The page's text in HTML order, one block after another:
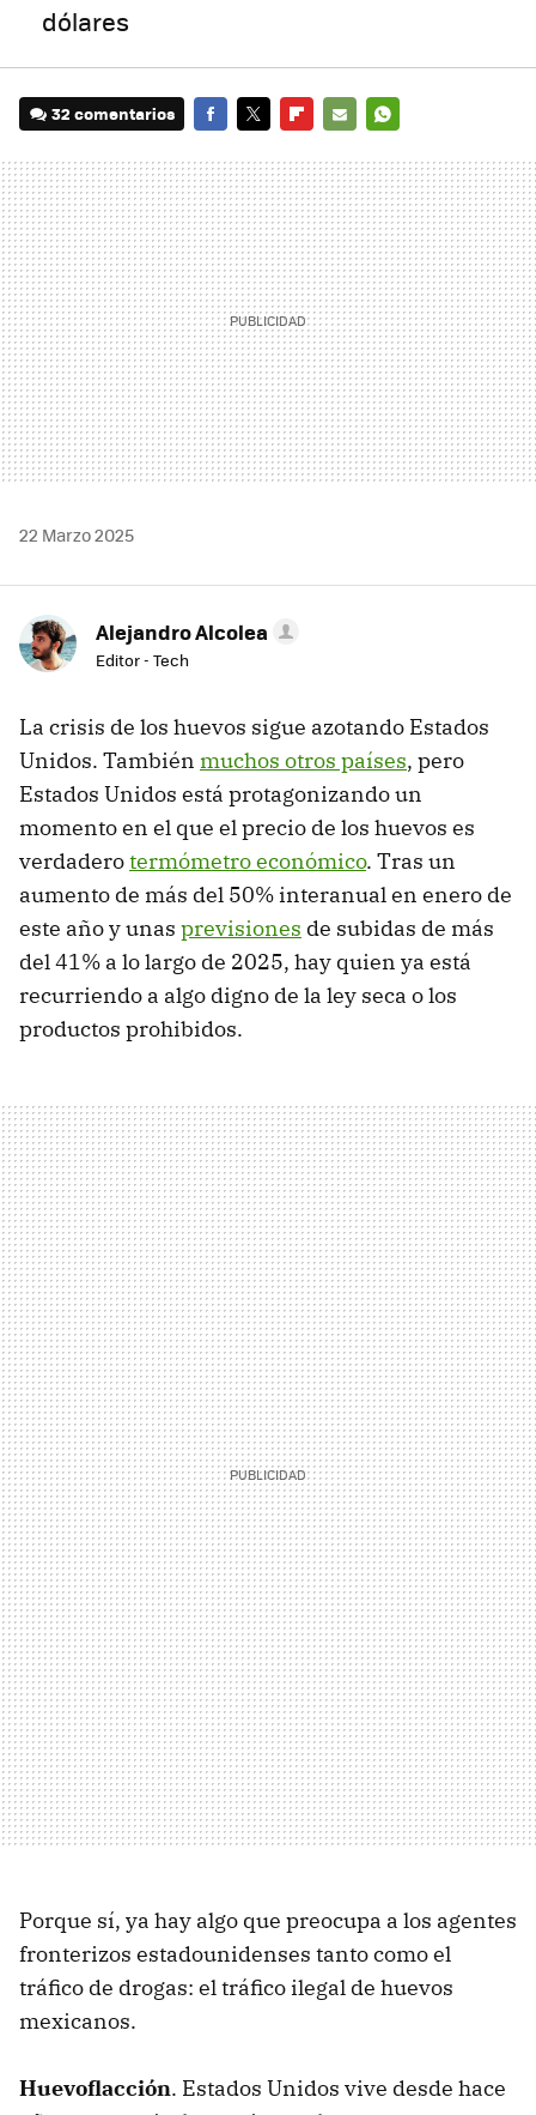
dólares
32 comentarios
MAIL
22 Marzo 2025
Alejandro Alcolea
Editor - Tech
La crisis de los huevos sigue azotando Estados
Unidos. También muchos otros países, pero
Estados Unidos está protagonizando un
momento en el que el precio de los huevos es
verdaderotermómetro económico. Tras un
aumento de más del 50% interanual en enero de
este año y unas previsiones de subidas de más
del 41% a lo largo de 2025, hay quien ya está
recurriendo a algo digno de la ley seca o los
productos prohibidos.
Porque sí, ya hay algo que preocupa a los agentes
fronterizos estadounidenses tanto como el
tráfico de drogas: el tráfico ilegal de huevos
mexicanos.
Huevoflacción. Estados Unidos vive desde hace